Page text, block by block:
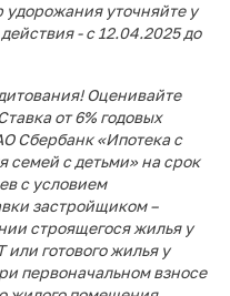
удорожания уточняйте у
- с 12.04.2025 до
Оценивайте
от 6% годовых
Сбербанк «Ипотека с
семей с детьми» на срок
с условием
застройщиком –
строящегося жилья у
готового жилья у
первоначальном взносе